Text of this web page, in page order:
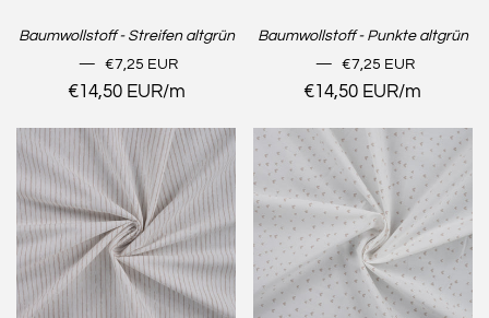
Baumwollstoff - Streifen altgrün
—
NORMALER PREIS
€7,25 EUR
Stückpreis
€14,50 EUR/pro
m
Baumwollstoff - Punkte altgrün
—
NORMALER PREIS
€7,25 EUR
Stückpreis
€14,50 EUR/pro
m